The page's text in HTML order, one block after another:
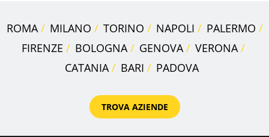
ROMA MILANO TORINO NAPOLI
PALERMO
FIRENZE
BOLOGNA GENOVA
VERONA
CATANIA
BARI PADOVA
TROVA AZIENDE